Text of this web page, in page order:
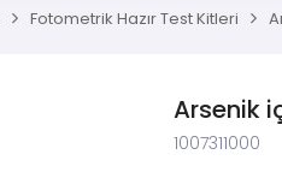
Fotometrik Hazır Test Kitleri
Arsenik
1007311000